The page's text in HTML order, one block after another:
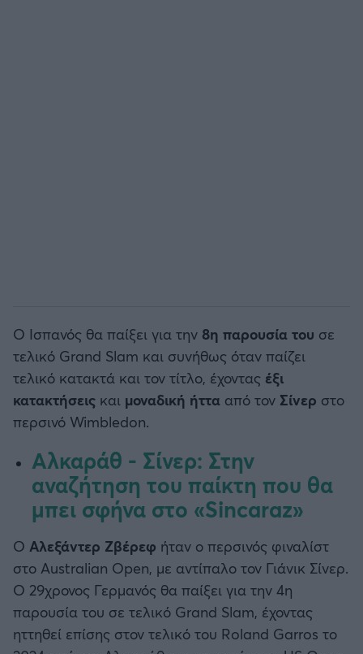
Ο Ισπανός θα παίξει για την 8η παρουσία του σε
τελικό Grand Slam και συνήθως όταν παίζει
τελικό κατακτά και τον τίτλο, έχοντας έξι
κατακτήσεις και μοναδική ήττα από τον Σίνερ στο
περσινό Wimbledon.
Αλκαράθ - Σίνερ: Στην
αναζήτηση του παίκτη που θα
μπει σφήνα στο «Sincaraz»
Ο Αλεξάντερ Ζβέρεφ ήταν ο περσινός φιναλίστ
στο Australian Open, με αντίπαλο τον Γιάνικ Σίνερ.
Ο 29χρονος Γερμανός θα παίξει για την 4η
παρουσία του σε τελικό Grand Slam, έχοντας
ηττηθεί επίσης στον τελικό του Roland Garros το